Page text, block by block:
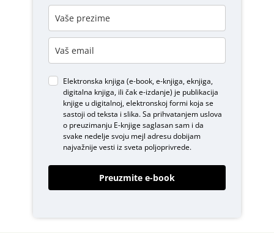
Elektronska knjiga (e-book, e-knjiga, eknjiga,
digitalna knjiga, ili čak e-izdanje) je publikacija
knjige u digitalnoj, elektronskoj formi koja se
sastoji od teksta i slika. Sa prihvatanjem uslova
o preuzimanju E-knjigesaglasan sam i da
svake nedelje svoju mejl adresu dobijam
najvažnije vesti iz sveta poljoprivrede.
Preuzmite e-book